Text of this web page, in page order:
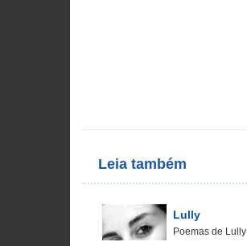
Leia também
Lully
Poemas de Lully